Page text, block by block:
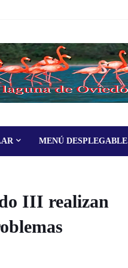
MENÚ DESPLEGABLE
III realizan